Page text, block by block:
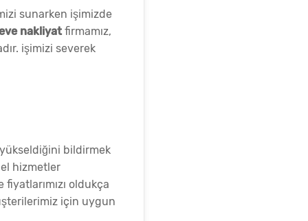
sunarken işimizde
nakliyatfirmamız,
işimizi severek
bildirmek
hizmetler
oldukça
için uygun